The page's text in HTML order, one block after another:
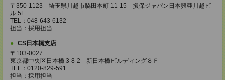
〒350-1123 埼玉県川越市脇田本町 11-15 損保ジャパン日本興亜川越ビ
ル 5F
TEL：048-643-6132
担当：採用担当
CS日本橋支店
〒103-0027
東京都中央区日本橋 3-8-2 新日本橋ビルディング８Ｆ
TEL：0120-829-591
担当：採用担当